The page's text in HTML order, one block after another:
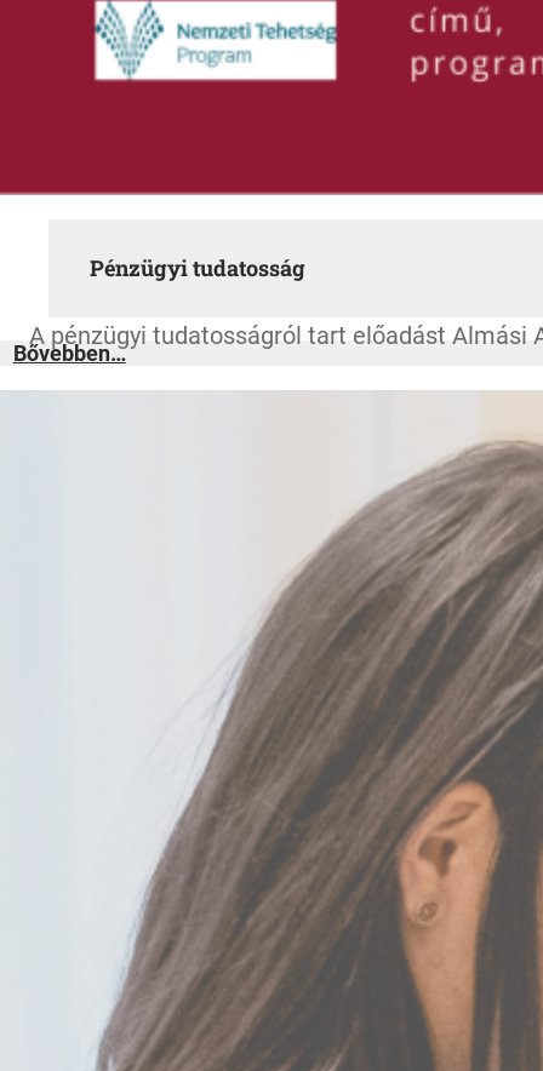
Pénzügyi tudatosság
A pénzügyi tudatosságról tart előadást Almási
Bővebben…:Pénzügyi
tudatosság